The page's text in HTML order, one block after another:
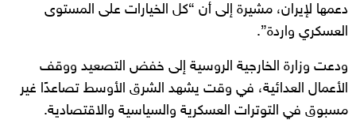
دعمها لإيران، مشيرة إلى أن “كل الخيارات على المستوى
العسكري واردة”.
ودعت وزارة الخارجية الروسية إلى خفض التصعيد ووقف
الأعمال العدائية، في وقت يشهد الشرق الأوسط تصاعدًا غير
مسبوق في التوترات العسكرية والسياسية والاقتصادية.